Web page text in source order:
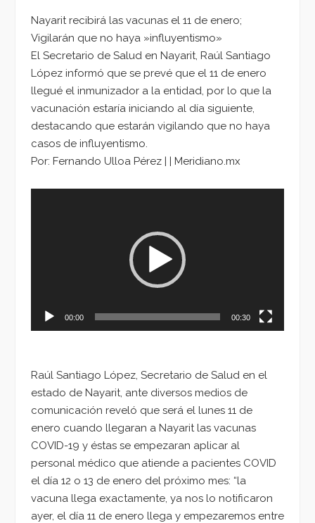
Nayarit recibirá las vacunas el 11 de enero;
Vigilarán que no haya »influyentismo»
El Secretario de Salud en Nayarit, Raúl Santiago
López informó que se prevé que el 11 de enero
llegué el inmunizador a la entidad, por lo que la
vacunación estaría iniciando al día siguiente,
destacando que estarán vigilando que no haya
casos de influyentismo.
Por: Fernando Ulloa Pérez | | Meridiano.mx
00:00 00:30
Raúl Santiago López, Secretario de Salud en el
estado de Nayarit, ante diversos medios de
comunicación reveló que será el lunes 11 de
enero cuando llegaran a Nayarit las vacunas
COVID-19 y éstas se empezaran aplicar al
personal médico que atiende a pacientes COVID
el día 12 o 13 de enero del próximo mes: “la
vacuna llega exactamente, ya nos lo notificaron
ayer, el día 11 de enero llega y empezaremos entre